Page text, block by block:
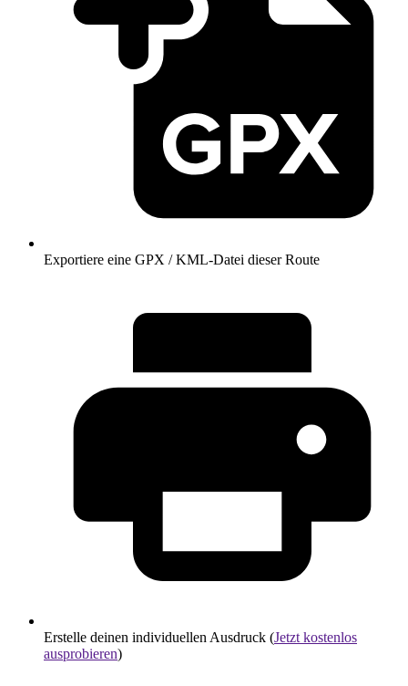
Exportiere eine GPX / KML-Datei dieser Route
Erstelle deinen individuellen Ausdruck (Jetzt kostenlos
ausprobieren)